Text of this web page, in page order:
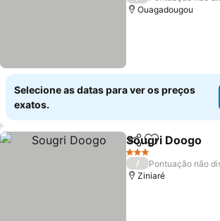
Ouagadougou
Selecione as datas para ver os preços
exatos.
PartilharAdicionar
Sougri Doogo
3 Estrelas
/
Pontuação não
Ziniaré